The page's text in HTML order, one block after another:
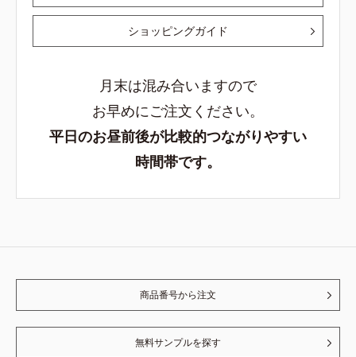
ショッピングガイド
月末は混み合いますので
お早めにご注文ください。
平日のお昼前後が比較的つながりやすい
時間帯です。
商品番号から注文
無料サンプルを探す